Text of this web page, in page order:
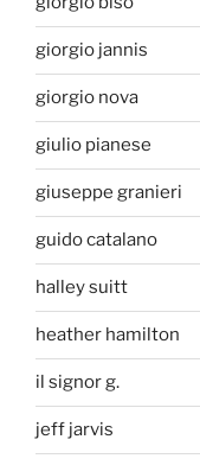
giorgio jannis
giorgio nova
giulio pianese
giuseppe granieri
guido catalano
halley suitt
heather hamilton
il signor g.
jeff jarvis